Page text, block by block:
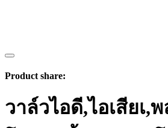
Product share:
วาล์วไอดี,ไอเสียเ,